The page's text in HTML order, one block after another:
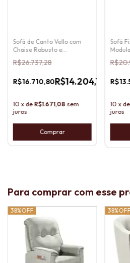
OFF
Sofá de Canto Vello com
Chaise Robusto e
Almofadas Soltas
R$26.737,28
R$16.710,80R$14.204,18
OFF
-
10 x de R$1.671,08 sem
juros
Comprar
Sofá
com
10 x de
juros
Para comprar com esse
38%OFF 38%OFF